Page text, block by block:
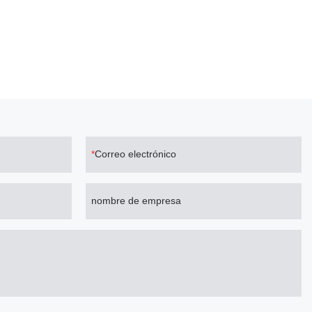
Correo electrónico
nombre de empresa